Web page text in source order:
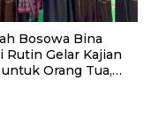
Bosowa Bina
Rutin Gelar Kajian
Orang Tua,